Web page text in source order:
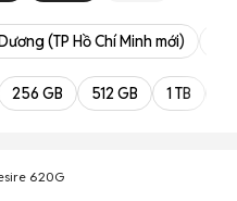
(TP Hồ Chí Minh mới)
256 GB 512 GB 1 TB
620G